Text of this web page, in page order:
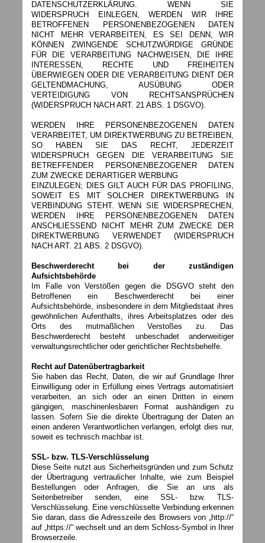
DATENSCHUTZERKLÄRUNG. WENN SIE
WIDERSPRUCH EINLEGEN, WERDEN WIR IHRE
BETROFFENEN PERSONENBEZOGENEN DATEN
NICHT MEHR VERARBEITEN, ES SEI DENN, WIR
KÖNNEN ZWINGENDE SCHUTZWÜRDIGE GRÜNDE
FÜR DIE VERARBEITUNG NACHWEISEN, DIE IHRE
INTERESSEN, RECHTE UND FREIHEITEN
ÜBERWIEGEN ODER DIE VERARBEITUNG DIENT DER
GELTENDMACHUNG, AUSÜBUNG ODER
VERTEIDIGUNG VON RECHTSANSPRÜCHEN
(WIDERSPRUCH NACH ART. 21 ABS. 1 DSGVO).
WERDEN IHRE PERSONENBEZOGENEN DATEN
VERARBEITET, UM DIREKTWERBUNG ZU BETREIBEN,
SO HABEN SIE DAS RECHT, JEDERZEIT
WIDERSPRUCH GEGEN DIE VERARBEITUNG SIE
BETREFFENDER PERSONENBEZOGENER DATEN
ZUM ZWECKE DERARTIGER WERBUNG
EINZULEGEN; DIES GILT AUCH FÜR DAS PROFILING,
SOWEIT ES MIT SOLCHER DIREKTWERBUNG IN
VERBINDUNG STEHT. WENN SIE WIDERSPRECHEN,
WERDEN IHRE PERSONENBEZOGENEN DATEN
ANSCHLIESSEND NICHT MEHR ZUM ZWECKE DER
DIREKTWERBUNG VERWENDET (WIDERSPRUCH
NACH ART. 21 ABS. 2 DSGVO).
Beschwerderecht bei der zuständigen
Aufsichtsbehörde
Im Falle von Verstößen gegen die DSGVO steht den
Betroffenen ein Beschwerderecht bei einer
Aufsichtsbehörde, insbesondere in dem Mitgliedstaat ihres
gewöhnlichen Aufenthalts, ihres Arbeitsplatzes oder des
Orts des mutmaßlichen Verstoßes zu. Das
Beschwerderecht besteht unbeschadet anderweitiger
verwaltungsrechtlicher oder gerichtlicher Rechtsbehelfe.
Recht auf Datenübertragbarkeit
Sie haben das Recht, Daten, die wir auf Grundlage Ihrer
Einwilligung oder in Erfüllung eines Vertrags automatisiert
verarbeiten, an sich oder an einen Dritten in einem
gängigen, maschinenlesbaren Format aushändigen zu
lassen. Sofern Sie die direkte Übertragung der Daten an
einen anderen Verantwortlichen verlangen, erfolgt dies nur,
soweit es technisch machbar ist.
SSL- bzw. TLS-Verschlüsselung
Diese Seite nutzt aus Sicherheitsgründen und zum Schutz
der Übertragung vertraulicher Inhalte, wie zum Beispiel
Bestellungen oder Anfragen, die Sie an uns als
Seitenbetreiber senden, eine SSL- bzw. TLS-
Verschlüsselung. Eine verschlüsselte Verbindung erkennen
Sie daran, dass die Adresszeile des Browsers von „http://“
auf „https://“ wechselt und an dem Schloss-Symbol in Ihrer
Browserzeile.